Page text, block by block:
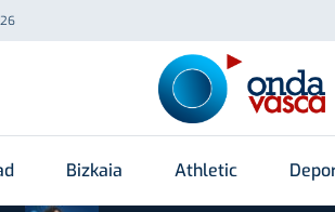
Bizkaia Athletic